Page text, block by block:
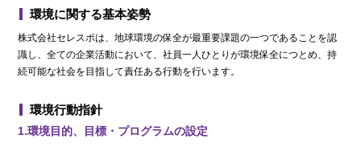
環境に関する基本姿勢
株式会社セレスポは、地球環境の保全が最重要課題の一つであることを認
識し、全ての企業活動において、社員一人ひとりが環境保全につとめ、持
続可能な社会を目指して責任ある行動を行います。
環境行動指針
1.環境目的、目標・プログラムの設定